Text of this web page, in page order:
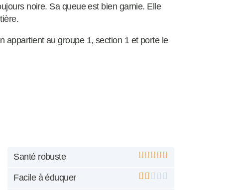
noire. Sa queue est bien garnie. Elle
appartient au groupe 1, section 1 et porte le
Santé robuste
Facile à éduquer